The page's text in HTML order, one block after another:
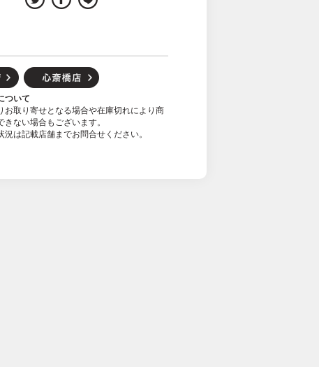
ついて
お取り寄せとなる場合や在庫切れにより商
きない場合もございます。
況は記載店舗までお問合せください。